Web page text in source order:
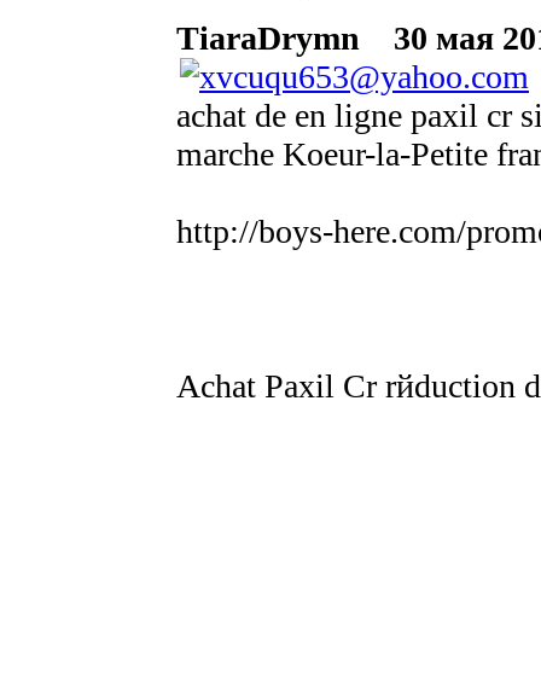
TiaraDrymn
30 мая
achat de en ligne paxil cr
marche Koeur-la-Petite
http://boys-here.com/
Achat Paxil Cr rйduction